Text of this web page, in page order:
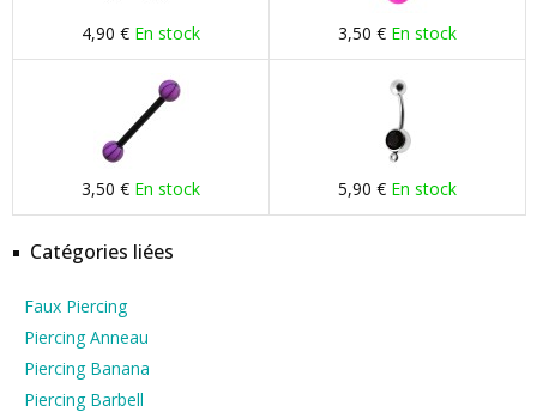
4,90 € En stock 3,50 € En stock
3,50 € En stock 5,90 € En stock
Catégories liées
Faux Piercing
Piercing Anneau
Piercing Banana
Piercing Barbell